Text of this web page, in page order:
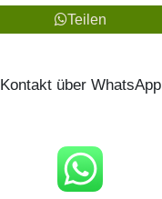
Teilen
Kontakt über WhatsApp